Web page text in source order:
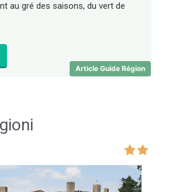
Article Guide Région
au gré des saisons, du vert de